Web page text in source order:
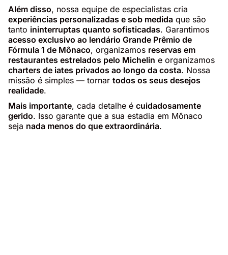
Além disso, nossa equipe de especialistas cria
experiências personalizadas e sob medida que são
tanto ininterruptas quanto sofisticadas. Garantimos
acesso exclusivo ao lendário Grande Prêmio de
Fórmula 1 de Mônaco, organizamos reservas em
restaurantes estrelados pelo Michelin e organizamos
charters de iates privados ao longo da costa. Nossa
missão é simples — tornar todos os seus desejos
realidade.
Mais importante, cada detalhe é cuidadosamente
gerido. Isso garante que a sua estadia em Mônaco
seja nada menos do que extraordinária.